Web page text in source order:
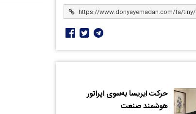
حرکت ایریسا به‌سوی اپراتور
هوشمند صنعت